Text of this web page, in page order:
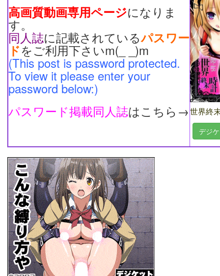
高画質動画専用ページになりま
す。
同人誌に記載されているパスワー
ドをご利用下さいm(_ _)m
(This post is password protected.
To view it please enter your
password below:)
パスワード掲載同人誌はこちら→世界終
デジ